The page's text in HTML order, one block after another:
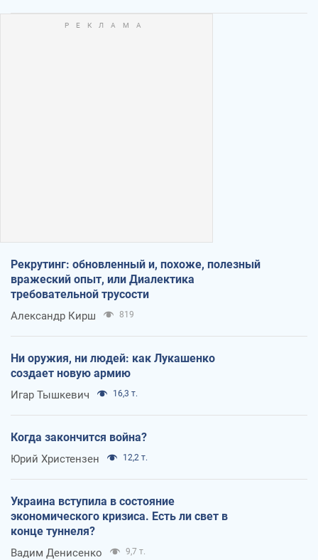
Рекрутинг: обновленный и, похоже, полезный
вражеский опыт, или Диалектика
требовательной трусости
Александр Кирш 819
Ни оружия, ни людей: как Лукашенко
создает новую армию
Игар Тышкевич 16,3 т.
Когда закончится война?
Юрий Христензен 12,2 т.
Украина вступила в состояние
экономического кризиса. Есть ли свет в
конце туннеля?
Вадим Денисенко 9,7 т.